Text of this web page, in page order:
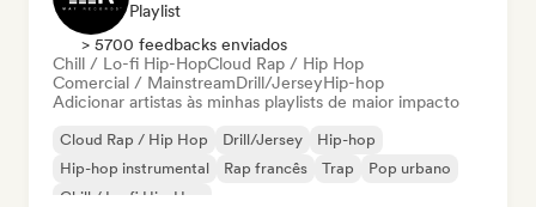
Playlist
> 5700 feedbacks enviados
Chill / Lo-fi Hip-HopCloud Rap / Hip Hop
Comercial / MainstreamDrill/JerseyHip-hop
Adicionar artistas às minhas playlists de maior impacto
Cloud Rap / Hip Hop Drill/Jersey
Hip-hop
Hip-hop instrumental
Rap francês Trap
Pop urbano
Chill / Lo-fi Hip-Hop